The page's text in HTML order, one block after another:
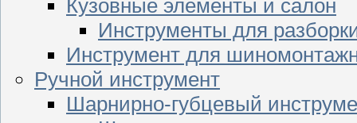
Кузовные элементы и салон
Инструменты для
Инструмент для
Ручной инструмент
Шарнирно-губцевый